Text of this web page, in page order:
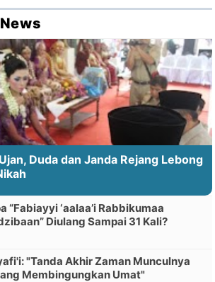
Duda dan Janda Rejang Lebong
“Fabiayyi ‘aalaa’i Rabbikumaa
Diulang Sampai 31 Kali?
"Tanda Akhir Zaman Munculnya
Membingungkan Umat"